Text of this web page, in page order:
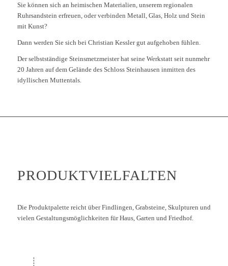
Sie können sich an heimischen Materialien, unserem regionalen
Ruhrsandstein erfreuen, oder verbinden Metall, Glas, Holz und Stein
mit Kunst?
Dann werden Sie sich bei Christian Kessler gut aufgehoben fühlen.
Der selbstständige Steinsmetzmeister hat seine Werkstatt seit nunmehr
20 Jahren auf dem Gelände des Schloss Steinhausen inmitten des
idyllischen Muttentals.
PRODUKTVIELFALTEN
Die Produktpalette reicht über Findlingen, Grabsteine, Skulpturen und
vielen Gestaltungsmöglichkeiten für Haus, Garten und Friedhof.